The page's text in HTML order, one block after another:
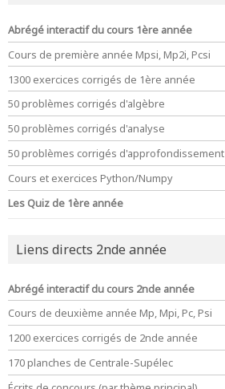
Abrégé interactif du cours 1ère année
Cours de première année Mpsi, Mp2i, Pcsi
1300 exercices corrigés de 1ère année
50 problèmes corrigés d'algèbre
50 problèmes corrigés d'analyse
50 problèmes corrigés d'approfondissement
Cours et exercices Python/Numpy
Les Quiz de 1ère année
Liens directs 2nde année
Abrégé interactif du cours 2nde année
Cours de deuxième année Mp, Mpi, Pc, Psi
1200 exercices corrigés de 2nde année
170 planches de Centrale-Supélec